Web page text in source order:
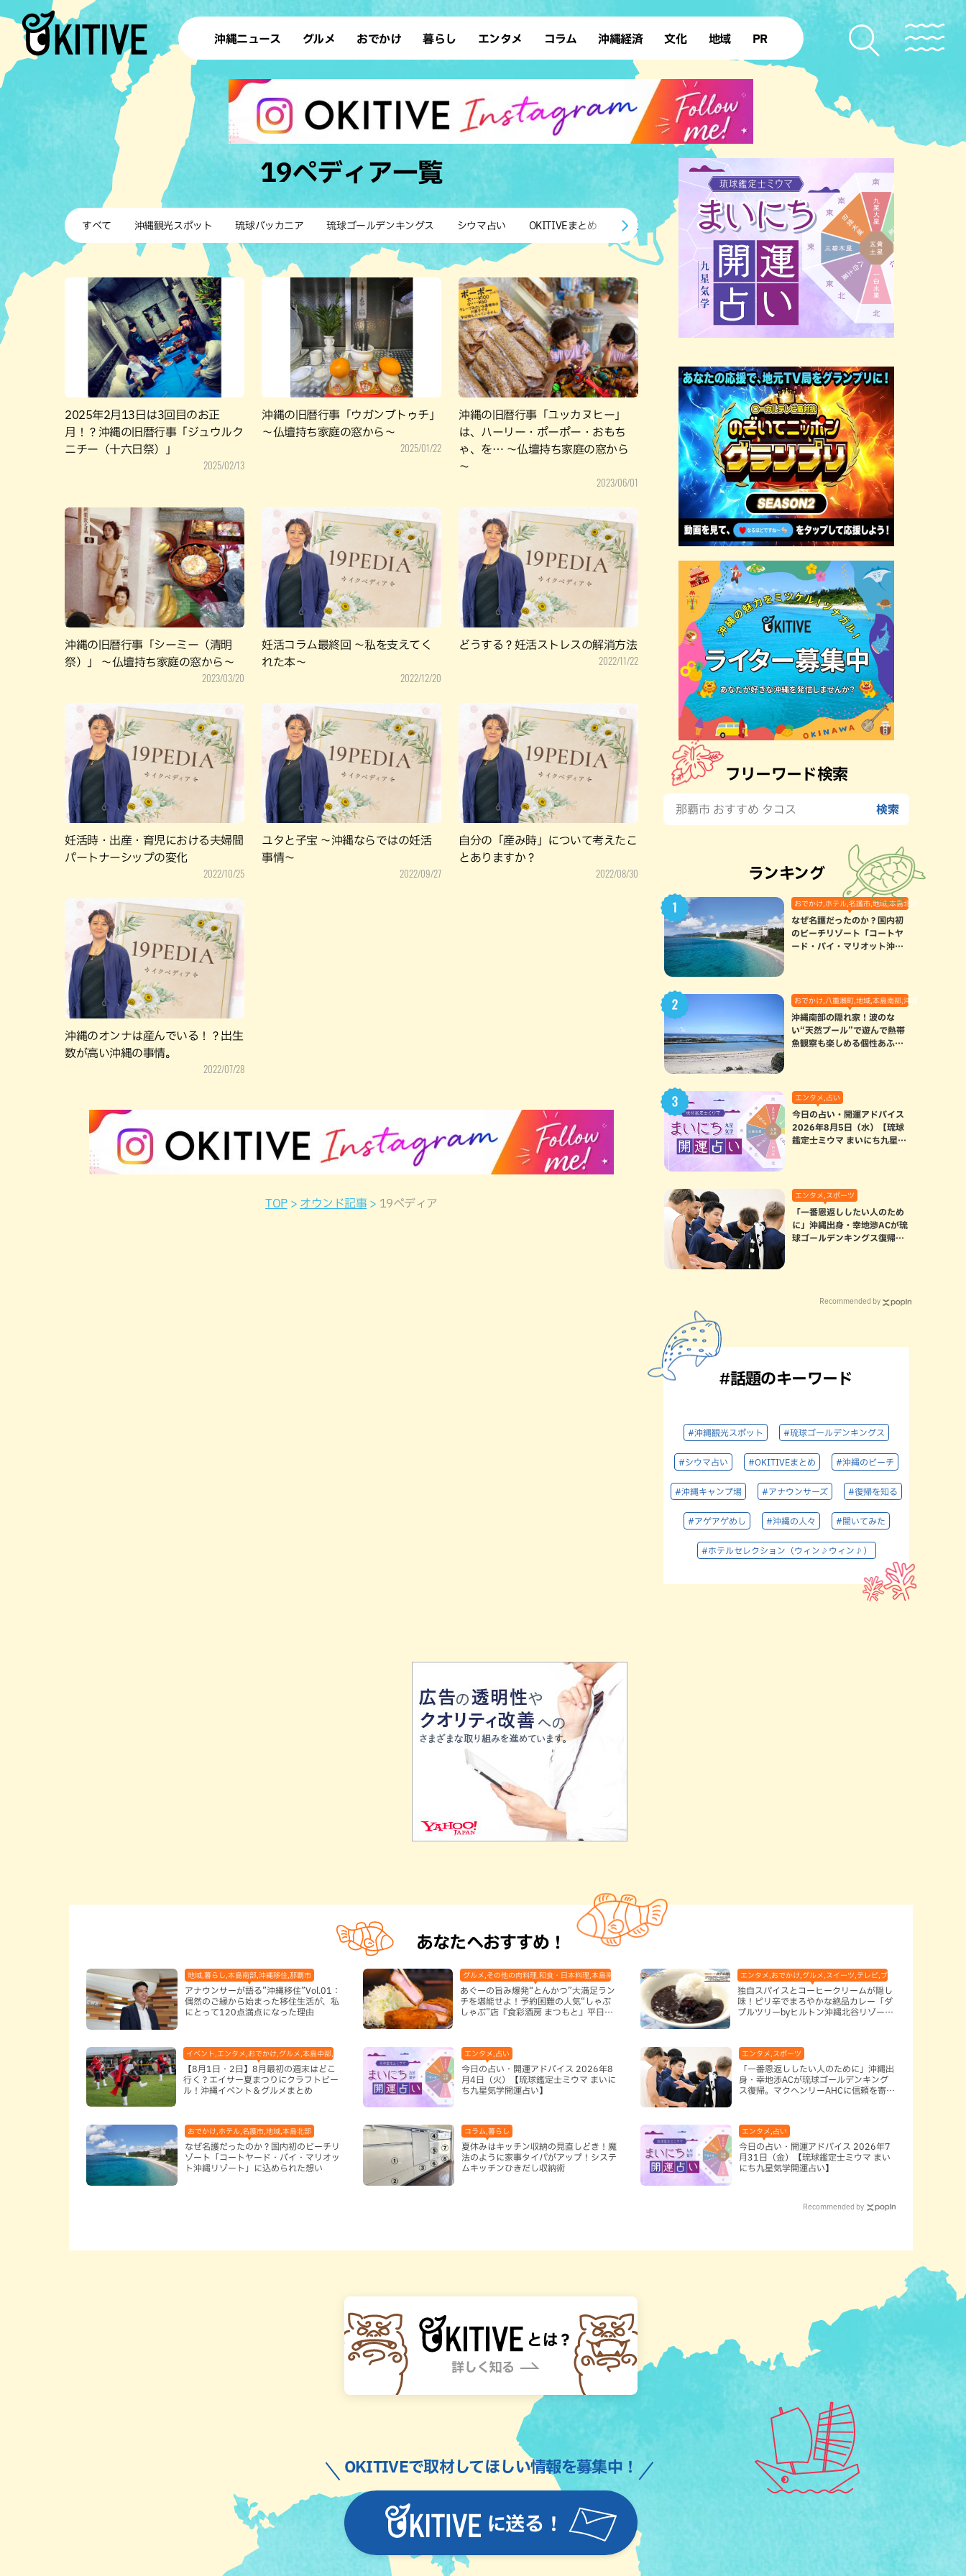
沖縄ニュース グルメ
ラーメン 沖縄そば
テイクアウト カフェ
すし・魚料理 和食・日本料理
沖縄料理 アジア・エスニック
ステーキ・焼肉 焼鳥・串料理
その他の肉料理 居酒屋・バー
ブッフェ・バイキング スイーツ
パン カレー
ハンバーガー タコス・タコライス
おでかけ
デート ドライブ
散歩 ソロ活
歴史
サウナ 公園
暮らし
レシピ SDGs
ファッション ローカルニュース
沖縄移住 沖縄旧暦行事
エンタメ
スポーツ 占い
タレント・芸人 テレビ
コラム 沖縄経済 文化
復帰50年
地域
本島北部
本島南部 先島諸島
北部離島
PR
19ペディア一覧
すべて 沖縄観光スポット 琉球バッカニア 琉球ゴールデンキングス シウマ占い OKITIVEまとめ 沖縄のビーチ 沖縄キャンプ場 アナウンサーズ 復帰を知る
2025年2月13日は3回目のお正
月！？沖縄の旧暦行事「ジュウルク
ニチー（十六日祭）」
2025/02/13
沖縄の旧暦行事「ウガンブトゥチ」
～仏壇持ち家庭の窓から～
2025/01/22
沖縄の旧暦行事「ユッカヌヒー」
は、ハーリー・ポーポー・おもち
ゃ、を… ～仏壇持ち家庭の窓から
～
2023/06/01
沖縄の旧暦行事「シーミー（清明
祭）」 ～仏壇持ち家庭の窓から～
2023/03/20
妊活コラム最終回 ～私を支えてく
れた本～
2022/12/20
どうする？妊活ストレスの解消方法
2022/11/22
妊活時・出産・育児における夫婦間
パートナーシップの変化
2022/10/25
ユタと子宝 ～沖縄ならではの妊活
事情～
2022/09/27
自分の「産み時」について考えたこ
とありますか？
2022/08/30
沖縄のオンナは産んでいる！？出生
数が高い沖縄の事情。
2022/07/28
TOP オウンド記事 19ペディア
フリーワード検索
ランキング
おでかけ,ホテル,名護市,地域,本島北部
なぜ名護だったのか？国内初
のビーチリゾート「コートヤ
ード・バイ・マリオット沖縄
おでかけ,八重瀬町,地域,本島南部,沖縄の海,自然
沖縄南部の隠れ家！波のな
い“天然プール”で遊んで熱帯
魚観察も楽しめる個性あふれ
エンタメ,占い
今日の占い・開運アドバイス
2026年8月5日（水）【琉球
鑑定士ミウマ まいにち九星気
エンタメ,スポーツ
「一番恩返ししたい人のため
に」沖縄出身・幸地渉ACが琉
球ゴールデンキングス復帰。
Recommended by
#話題のキーワード
#沖縄観光スポット #琉球ゴールデンキングス
#シウマ占い #OKITIVEまとめ #沖縄のビーチ
#沖縄キャンプ場 #アナウンサーズ #復帰を知る
#アゲアゲめし #沖縄の人々 #聞いてみた
#ホテルセレクション（ウィン♪ウィン♪）
あなたへおすすめ！
地域,暮らし,本島南部,沖縄移住,那覇市
アナウンサーが語る”沖縄移住”Vol.01：
偶然のご縁から始まった移住生活が、私
にとって120点満点になった理由
グルメ,その他の肉料理,和食・日本料理,本島南部,那覇市
あぐーの旨み爆発“とんかつ”大満足ラン
チを堪能せよ！予約困難の人気“しゃぶ
しゃぶ”店『食彩酒房 まつもと』平日限
エンタメ,おでかけ,グルメ,スイーツ,テレビ,ブッフェ・バイキング,ホ
独自スパイスとコーヒークリームが隠し
味！ピリ辛でまろやかな絶品カレー「ダ
ブルツリーbyヒルトン沖縄北谷リゾー
イベント,エンタメ,おでかけ,グルメ,本島中部,本島北部,本島南部
【8月1日・2日】8月最初の週末はどこ
行く？エイサー夏まつりにクラフトビー
ル！沖縄イベント＆グルメまとめ
エンタメ,占い
今日の占い・開運アドバイス 2026年8
月4日（火）【琉球鑑定士ミウマ まいに
ち九星気学開運占い】
エンタメ,スポーツ
「一番恩返ししたい人のために」沖縄出
身・幸地渉ACが琉球ゴールデンキング
ス復帰。マクヘンリーAHCに信頼を寄せ
おでかけ,ホテル,名護市,地域,本島北部
なぜ名護だったのか？国内初のビーチリ
ゾート「コートヤード・バイ・マリオッ
ト沖縄リゾート」に込められた想い
コラム,暮らし
夏休みはキッチン収納の見直しどき！魔
法のように家事タイパがアップ！システ
ムキッチンひきだし収納術
エンタメ,占い
今日の占い・開運アドバイス 2026年7
月31日（金）【琉球鑑定士ミウマ まい
にち九星気学開運占い】
Recommended by
に送る！
OKITIVEで取材してほしい情報を募集中！